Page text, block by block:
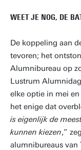
WEET JE NOG, DE
De koppeling aan
tevoren; het
Alumnibureau op
Lustrum
elke optie in mei
het enige dat
is eigenlijk de
kunnen kiezen,”
alumnibureaus van